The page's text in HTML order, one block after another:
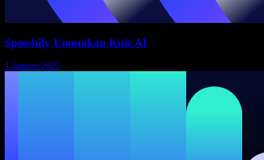
Speechify Umumkan Kuiz AI
1 Januari 2025